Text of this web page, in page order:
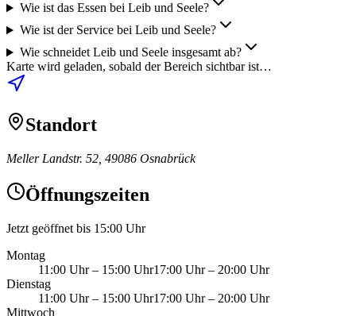
Wie ist das Essen bei Leib und Seele?
Wie ist der Service bei Leib und Seele?
Wie schneidet Leib und Seele insgesamt ab?
Karte wird geladen, sobald der Bereich sichtbar ist…
Standort
Meller Landstr. 52, 49086 Osnabrück
Öffnungszeiten
Jetzt geöffnet bis 15:00 Uhr
Montag
11:00 Uhr– 15:00 Uhr17:00 Uhr– 20:00 Uhr
Dienstag
11:00 Uhr– 15:00 Uhr17:00 Uhr– 20:00 Uhr
Mittwoch